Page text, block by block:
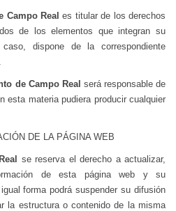
Campo Real es titular de los derechos
de los elementos que integran su
dispone de la correspondiente
de Campo Real será responsable de
esta materia pudiera producir cualquier
DE LA PÁGINA WEB
se reserva el derecho a actualizar,
de esta página web y su
forma podrá suspender su difusión
la estructura o contenido de la misma